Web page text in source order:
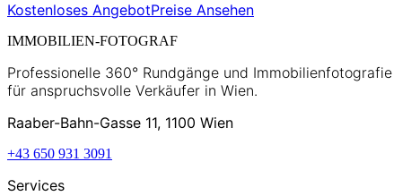
Kostenloses AngebotPreise Ansehen
IMMOBILIEN-FOTOGRAF
Professionelle 360° Rundgänge und Immobilienfotografie
für anspruchsvolle Verkäufer in Wien.
Raaber-Bahn-Gasse 11, 1100 Wien
+43 650 931 3091
Services